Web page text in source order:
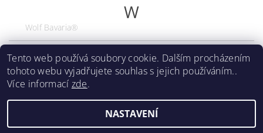
W
Wolf Bavaria®
Foukane-izolace-opava.cz | ito.cz
, všechna práva vyhrazenaUpravit nastavení cookies
Tento web používá soubory cookie. Dalším procházením
tohoto webu vyjadřujete souhlas s jejich používáním..
Více informací zde.
NASTAVENÍ